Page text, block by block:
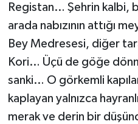
Registan… Şehrin kalbi,
arada nabızının attığı
Bey Medresesi, diğer
Kori… Üçü de göğe
sanki… O görkemli
kaplayan yalnızca
merak ve derin bir